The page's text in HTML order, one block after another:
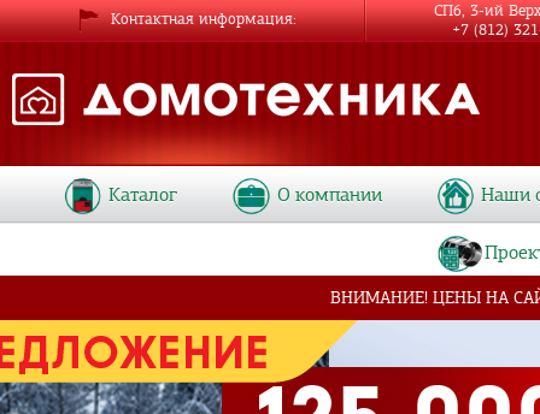
Каталог О компании Наши
Контактная информация
СПб, 3-ий
+7 (812)
ВНИМАНИЕ! ЦЕНЫ НА